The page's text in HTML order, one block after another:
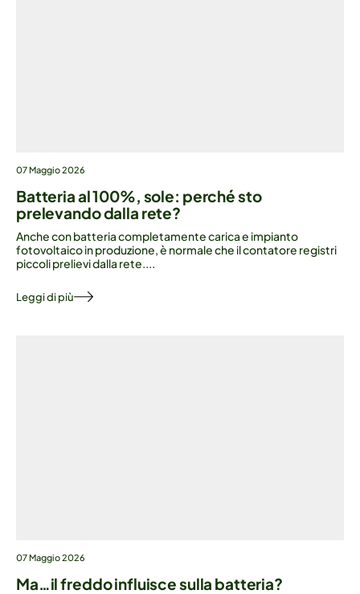
07 Maggio 2026
Batteria al 100%, sole: perché sto
prelevando dalla rete?
Anche con batteria completamente carica e impianto
fotovoltaico in produzione, è normale che il contatore registri
piccoli prelievi dalla rete....
Leggi di più
07 Maggio 2026
Ma…il freddo influisce sulla batteria?